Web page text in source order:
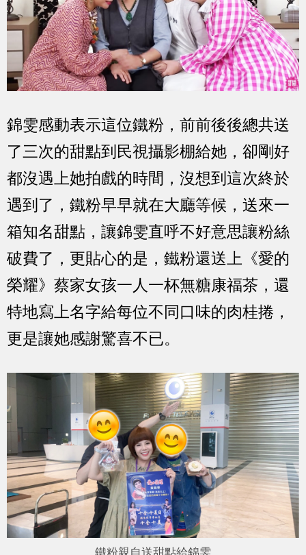
錦雯感動表示這位鐵粉，前前後後總共送
了三次的甜點到民視攝影棚給她，卻剛好
都沒遇上她拍戲的時間，沒想到這次終於
遇到了，鐵粉早早就在大廳等候，送來一
箱知名甜點，讓錦雯直呼不好意思讓粉絲
破費了，更貼心的是，鐵粉還送上《愛的
榮耀》蔡家女孩一人一杯無糖康福茶，還
特地寫上名字給每位不同口味的肉桂捲，
更是讓她感謝驚喜不已。
鐵粉親自送甜點給錦雯